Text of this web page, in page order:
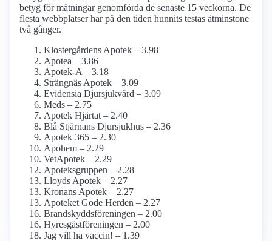
betyg för mätningar genomförda de senaste 15 veckorna. De
flesta webbplatser har på den tiden hunnits testas åtminstone
två gånger.
Klostergårdens Apotek – 3.98
Apotea – 3.86
Apotek-A – 3.18
Strängnäs Apotek – 3.09
Evidensia Djursjukvård – 3.09
Meds – 2.75
Apotek Hjärtat – 2.40
Blå Stjärnans Djursjukhus – 2.36
Apotek 365 – 2.30
Apohem – 2.29
VetApotek – 2.29
Apoteksgruppen – 2.28
Lloyds Apotek – 2.27
Kronans Apotek – 2.27
Apoteket Gode Herden – 2.27
Brandskyddsföreningen – 2.00
Hyresgästföreningen – 2.00
Jag vill ha vaccin! – 1.39